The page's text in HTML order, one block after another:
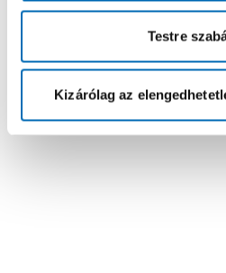
Testre
Kizárólag az